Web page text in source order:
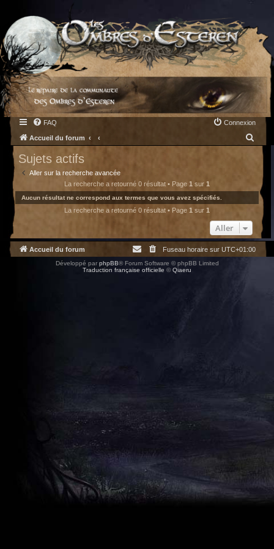
FAQ Connexion
Accueil du forum
h
Sujets actifs
Aller sur la recherche avancée
La recherche a retourné 0 résultat • Page 1 sur 1
Aucun résultat ne correspond aux termes que vous avez spécifiés.
La recherche a retourné 0 résultat • Page 1 sur 1
Aller
Accueil du forum Fuseau horaire sur UTC+01:00
Développé par phpBB® Forum Software © phpBB Limited
Traduction française officielle ©Qiaeru